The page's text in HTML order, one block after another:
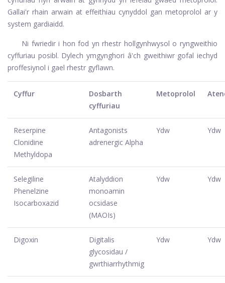
Gallai'r rhain arwain at effeithiau cynyddol gan metoprolol ar y
system gardiaidd.
Ni fwriedir i hon fod yn rhestr hollgynhwysol o ryngweithio
cyffuriau posibl. Dylech ymgynghori â'ch gweithiwr gofal iechyd
proffesiynol i gael rhestr gyflawn.
Cyffur
Dosbarth
cyffuriau
Metoprolol
Reserpine
Clonidine
Methyldopa
Antagonists
adrenergic Alpha
Ydw Ydw
Selegiline
Phenelzine
Isocarboxazid
Atalyddion
monoamin
ocsidase
(MAOIs)
Ydw Ydw
Digoxin
Digitalis
glycosidau /
gwrthiarrhythmig
Ydw Ydw